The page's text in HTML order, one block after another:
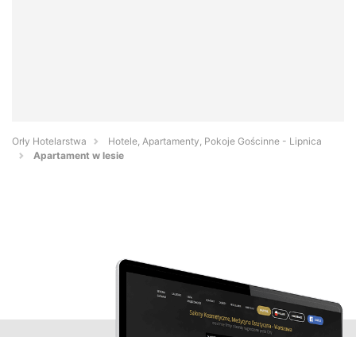
Orły Hotelarstwa
Hotele, Apartamenty, Pokoje Gościnne - Lipnica
Apartament w lesie